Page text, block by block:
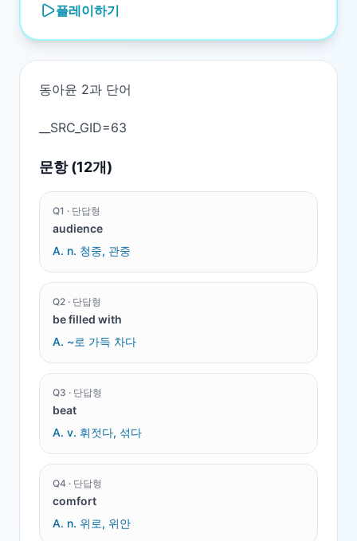
플레이하기
동아윤 2과 단어
문항 (12개)
Q1 · 단답형
audience
A. n. 청중, 관중
Q2 · 단답형
be filled with
A. ~로 가득 차다
Q3 · 단답형
beat
A. v. 휘젓다, 섞다
Q4 · 단답형
comfort
A. n. 위로, 위안